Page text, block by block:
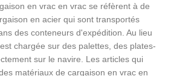
en vrac en vrac se réfèrent à de
en acier qui sont transportés
des conteneurs d'expédition. Au lieu
chargée sur des palettes, des plates-
sur le navire. Les articles qui
matériaux de cargaison en vrac en